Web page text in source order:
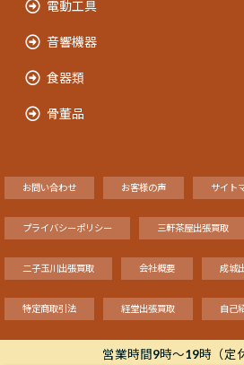
営業時間9時～19時（定
電動工具
音響機器
食器類
骨董品
お問い合わせ お客様の声 サイト
プライバシーポリシー 三軒茶屋出張買取
二子玉川出張買取 会社概要 成城
特定商取引法 経堂出張買取 自己